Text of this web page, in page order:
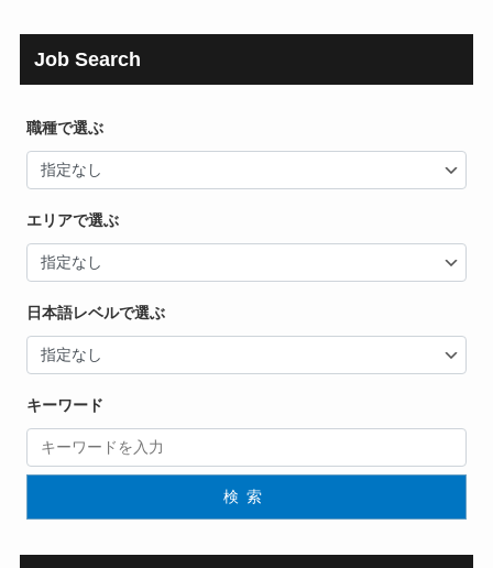
Job Search
職種で選ぶ
エリアで選ぶ
日本語レベルで選ぶ
キーワード
検索